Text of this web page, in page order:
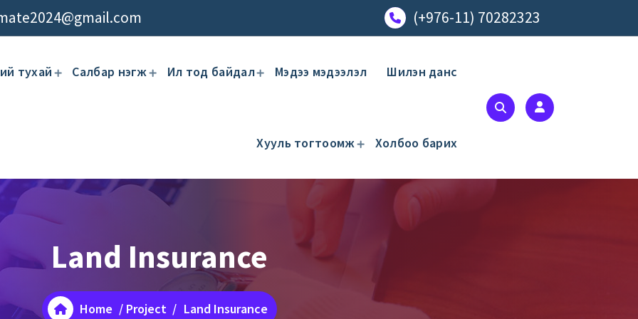
(+976-11) 70282323
тухай Салбар нэгж Ил тод байдал Мэдээ мэдээлэл Шилэн данс
Хууль тогтоомж Холбоо барих
Land Insurance
Home / Project / Land Insurance